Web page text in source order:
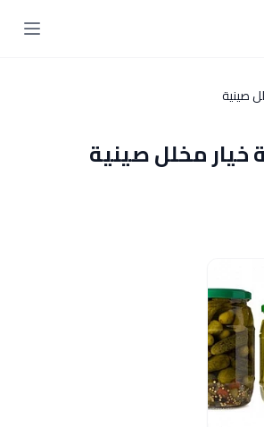
صينية
مخلل صينية